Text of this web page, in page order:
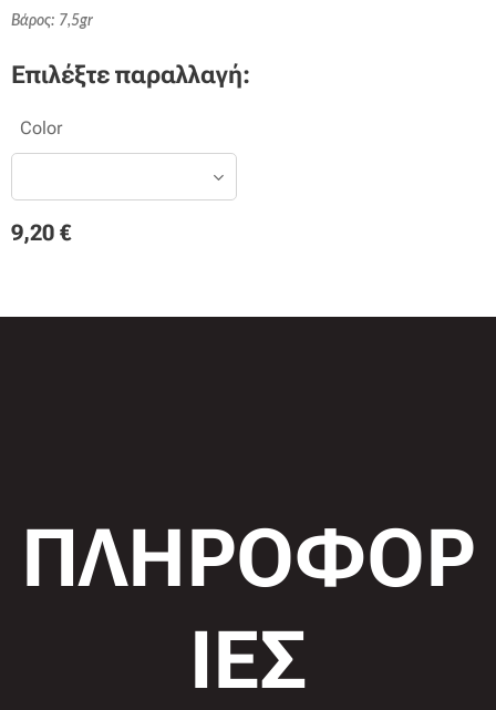
Βάρος: 7,5gr
Επιλέξτε παραλλαγή:
Color
9,20 €
ΠΛΗΡΟΦΟΡ
ΙΕΣ